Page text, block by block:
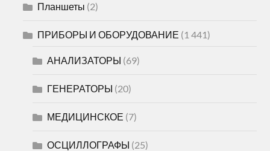
Планшеты (2)
ПРИБОРЫ И ОБОРУДОВАНИЕ (1 441)
АНАЛИЗАТОРЫ (69)
ГЕНЕРАТОРЫ (20)
МЕДИЦИНСКОЕ (7)
ОСЦИЛЛОГРАФЫ (25)